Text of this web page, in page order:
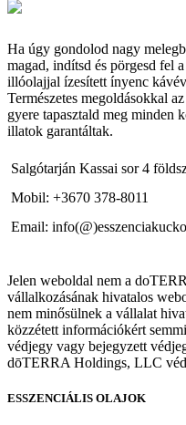
Ha úgy gondolod nagy
magad, indítsd és pörgesd fel
illóolajjal ízesített ínyenc
Természetes megoldásokkal
gyere tapasztald meg minden
illatok garantáltak.
Salgótarján Kassai sor 4
Mobil: +3670 378-8011
Email:
Jelen weboldal nem a
vállalkozásának hivatalos
nem minősülnek a vállalat
közzétett információkért
védjegy vagy bejegyzett
dōTERRA Holdings, LLC
ESSZENCIÁLIS OLAJOK